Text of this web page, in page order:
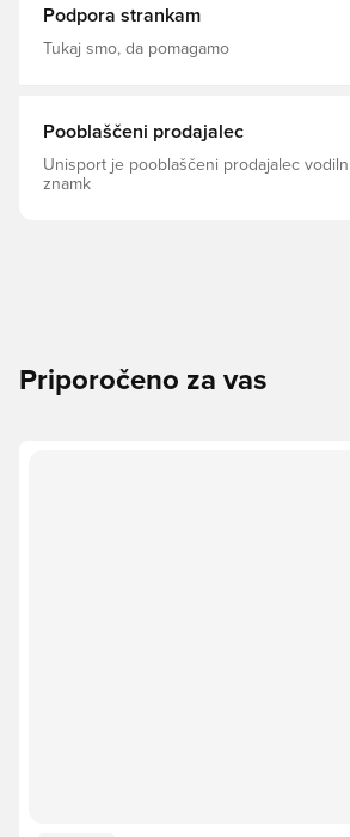
Podpora strankam
Tukaj smo, da pomagamo
Pooblaščeni prodajalec
Unisport je pooblaščeni prodajalec
znamk
Priporočeno za vas